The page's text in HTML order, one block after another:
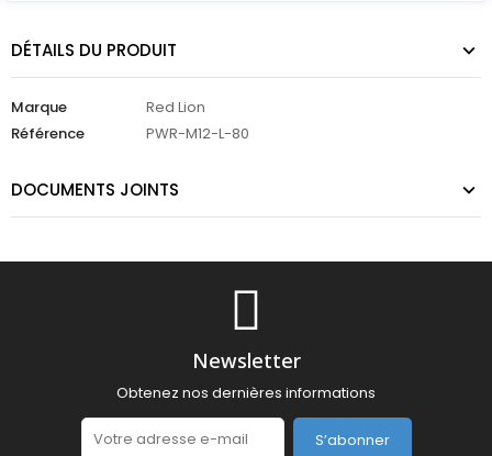
DÉTAILS DU PRODUIT
Marque
Red Lion
Référence
PWR-M12-L-80
DOCUMENTS JOINTS
Newsletter
Obtenez nos dernières informations
S’abonner